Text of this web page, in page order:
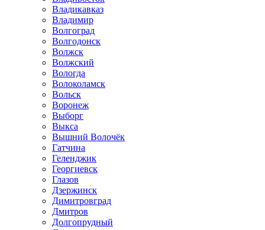
Владикавказ
Владимир
Волгоград
Волгодонск
Волжск
Волжский
Вологда
Волоколамск
Вольск
Воронеж
Выборг
Выкса
Вышний Волочёк
Гатчина
Геленджик
Георгиевск
Глазов
Дзержинск
Димитровград
Дмитров
Долгопрудный